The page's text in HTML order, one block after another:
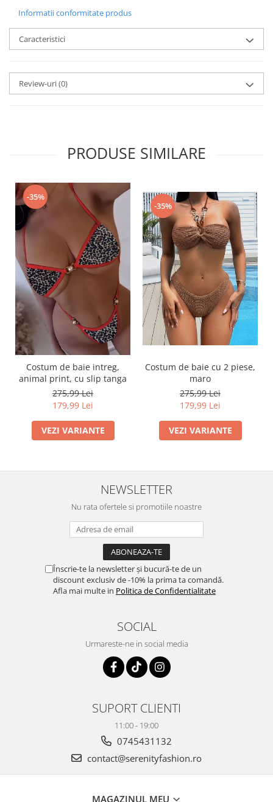
Informatii conformitate produs
Caracteristici
Review-uri(0)
PRODUSE SIMILARE
-35%
Costum de baie intreg,
animal print, cu slip tanga
275,99 Lei
179,99 Lei
VEZI VARIANTE
-35%
Costum de baie cu 2 piese,
maro
275,99 Lei
179,99 Lei
VEZI VARIANTE
NEWSLETTER
Nu rata ofertele si promotiile noastre
Înscrie-te la newsletter și bucură-te de un
discount exclusiv de -10% la prima ta comandă.
Afla mai multe in Politica de Confidentialitate
SOCIAL
Urmareste-ne in social media
SUPORT CLIENTI
11:00 - 19:00
0745431132
contact@serenityfashion.ro
MAGAZINUL MEU